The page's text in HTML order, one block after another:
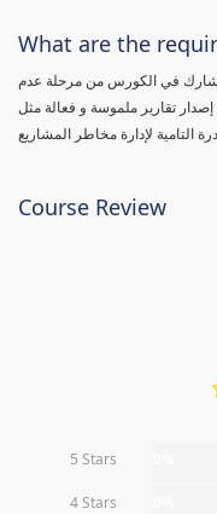
What are the
نقل المشارك في الكورس من مرحلة عدم
تقارير ملموسة و فعالة مثل
Course Review
5 Stars
4 Stars